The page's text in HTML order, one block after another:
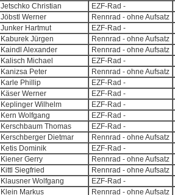
Jetschko Christian
EZF-Rad -
Jöbstl Werner
Rennrad - ohne Aufsatz
Junker Hartmut
EZF-Rad -
Kaburek Jürgen
Rennrad - ohne Aufsatz
Kaindl Alexander
Rennrad - ohne Aufsatz
Kalisch Michael
EZF-Rad -
Kanizsa Peter
Rennrad - ohne Aufsatz
Karle Phillip
EZF-Rad -
Käser Werner
EZF-Rad -
Keplinger Wilhelm
EZF-Rad -
Kern Wolfgang
EZF-Rad -
Kerschbaum Thomas
EZF-Rad -
Kerschberger Dietmar
Rennrad - ohne Aufsatz
Ketis Dominik
EZF-Rad -
Kiener Gerry
Rennrad - ohne Aufsatz
Kittl Siegfried
Rennrad - ohne Aufsatz
Klausner Wolfgang
EZF-Rad -
Klein Markus
Rennrad - ohne Aufsatz